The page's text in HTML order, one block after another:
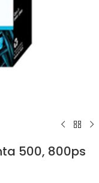
500, 800ps